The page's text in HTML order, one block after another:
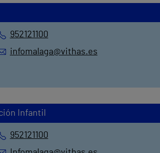
952121100
infomalaga@vithas.es
Infantil
952121100